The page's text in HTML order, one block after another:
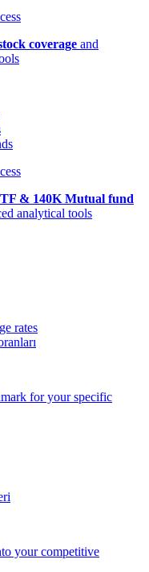
coverage and
& 140K Mutual fund
analytical tools
rates
for your specific
your competitive